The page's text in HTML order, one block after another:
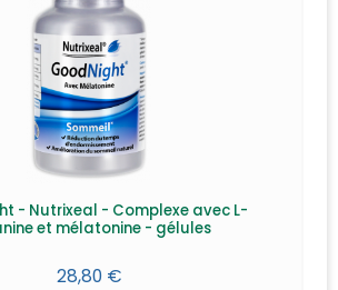
- Nutrixeal - Complexe avec L-
et mélatonine - gélules
28,80 €